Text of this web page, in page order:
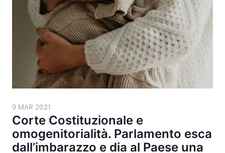
9 MAR 2021
Corte Costituzionale e
omogenitorialità. Parlamento esca
dall’imbarazzo e dia al Paese una